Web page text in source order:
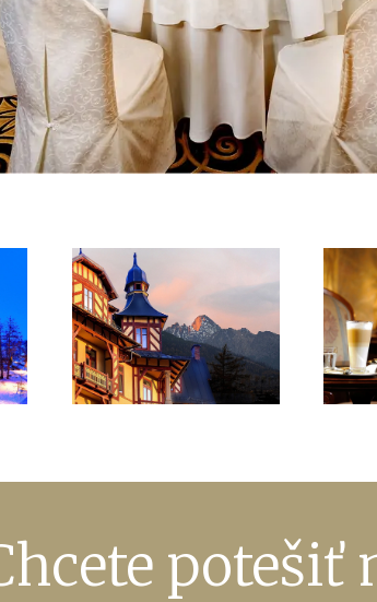
potešiť